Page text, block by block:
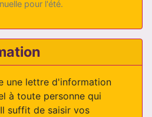
pour l'été.
une lettre d'information
à toute personne qui
suffit de saisir vos